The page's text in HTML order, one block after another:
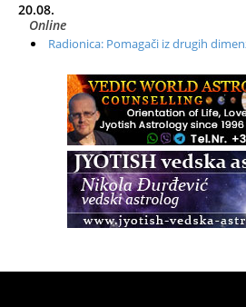
20.08.
Online
Radionica: Pomagači iz drugih
Zagreb+Online
Osnovni ThetaHealing® tečaj,
Access BARS®, otpusti stres
Access Energetski Facelift®